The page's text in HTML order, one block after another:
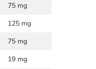
75 mg
125 mg
75 mg
19 mg